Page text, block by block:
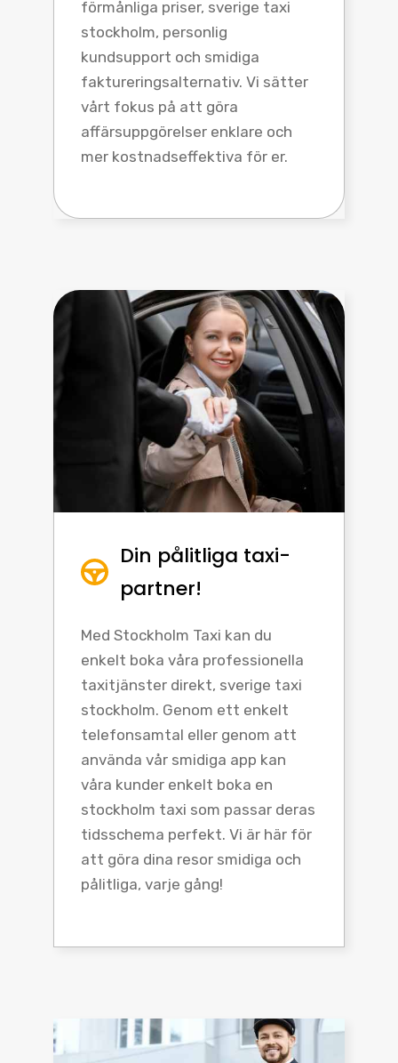
förmånliga priser, sverige taxi
stockholm, personlig
kundsupport och smidiga
faktureringsalternativ. Vi sätter
vårt fokus på att göra
affärsuppgörelser enklare och
mer kostnadseffektiva för er.
Din pålitliga taxi-
partner!
Med Stockholm Taxi kan du
enkelt boka våra professionella
taxitjänster direkt, sverige taxi
stockholm. Genom ett enkelt
telefonsamtal eller genom att
använda vår smidiga app kan
våra kunder enkelt boka en
stockholm taxi som passar deras
tidsschema perfekt. Vi är här för
att göra dina resor smidiga och
pålitliga, varje gång!